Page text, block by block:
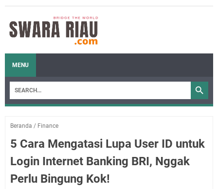
MENU
Beranda / Finance
5 Cara Mengatasi Lupa User ID untuk
Login Internet Banking BRI, Nggak
Perlu Bingung Kok!